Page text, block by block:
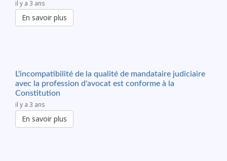
il y a 3 ans
En savoir plus
L'incompatibilité de la qualité de mandataire judiciaire
avec la profession d'avocat est conforme à la
Constitution
il y a 3 ans
En savoir plus